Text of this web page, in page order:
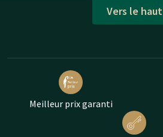
Vers le haut
Meilleur prix garanti